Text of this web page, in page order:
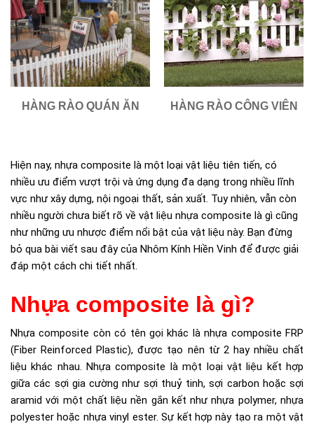
HÀNG RÀO QUÁN ĂN HÀNG RÀO CÔNG VIÊN
Hiện nay, nhựa composite là một loại vật liệu tiên tiến, có
nhiều ưu điểm vượt trội và ứng dụng đa dạng trong nhiều lĩnh
vực như xây dựng, nội ngoại thất, sản xuất. Tuy nhiên, vẫn còn
nhiều người chưa biết rõ về vật liệu nhựa composite là gì cũng
như những ưu nhược điểm nổi bật của vật liệu này. Bạn đừng
bỏ qua bài viết sau đây của Nhôm Kính Hiền Vinh để được giải
đáp một cách chi tiết nhất.
Nhựa composite là gì?
Nhựa composite còn có tên gọi khác là nhựa composite FRP
(Fiber Reinforced Plastic), được tạo nên từ 2 hay nhiều chất
liệu khác nhau. Nhựa composite là một loại vật liệu kết hợp
giữa các sợi gia cường như sợi thuỷ tinh, sợi carbon hoặc sợi
aramid với một chất liệu nền gắn kết như nhựa polymer, nhựa
polyester hoặc nhựa vinyl ester. Sự kết hợp này tạo ra một vật